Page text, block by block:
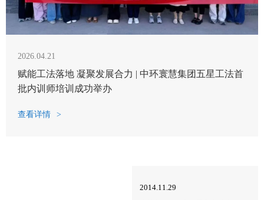
2026.04.21
赋能工法落地 凝聚发展合力 | 中环寰慧集团五星工法首
批内训师培训成功举办
查看详情 >
2014.11.29